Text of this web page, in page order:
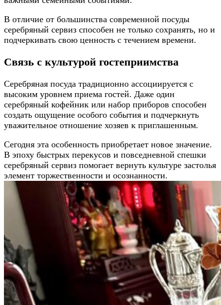
В отличие от большинства современной посуды
серебряный сервиз способен не только сохранять, но и
подчеркивать свою ценность с течением времени.
Связь с культурой гостеприимства
Серебряная посуда традиционно ассоциируется с
высоким уровнем приема гостей. Даже один
серебряный кофейник или набор приборов способен
создать ощущение особого события и подчеркнуть
уважительное отношение хозяев к приглашенным.
Сегодня эта особенность приобретает новое значение.
В эпоху быстрых перекусов и повседневной спешки
серебряный сервиз помогает вернуть культуре застолья
элемент торжественности и осознанности.